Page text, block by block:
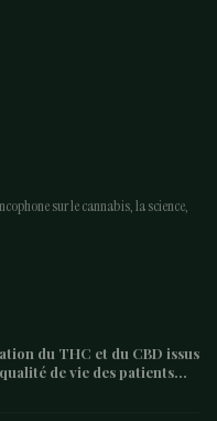
sur le cannabis, la science,
du THC et du CBD issus
de vie des patients
Moment